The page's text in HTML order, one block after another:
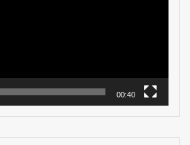
00:40